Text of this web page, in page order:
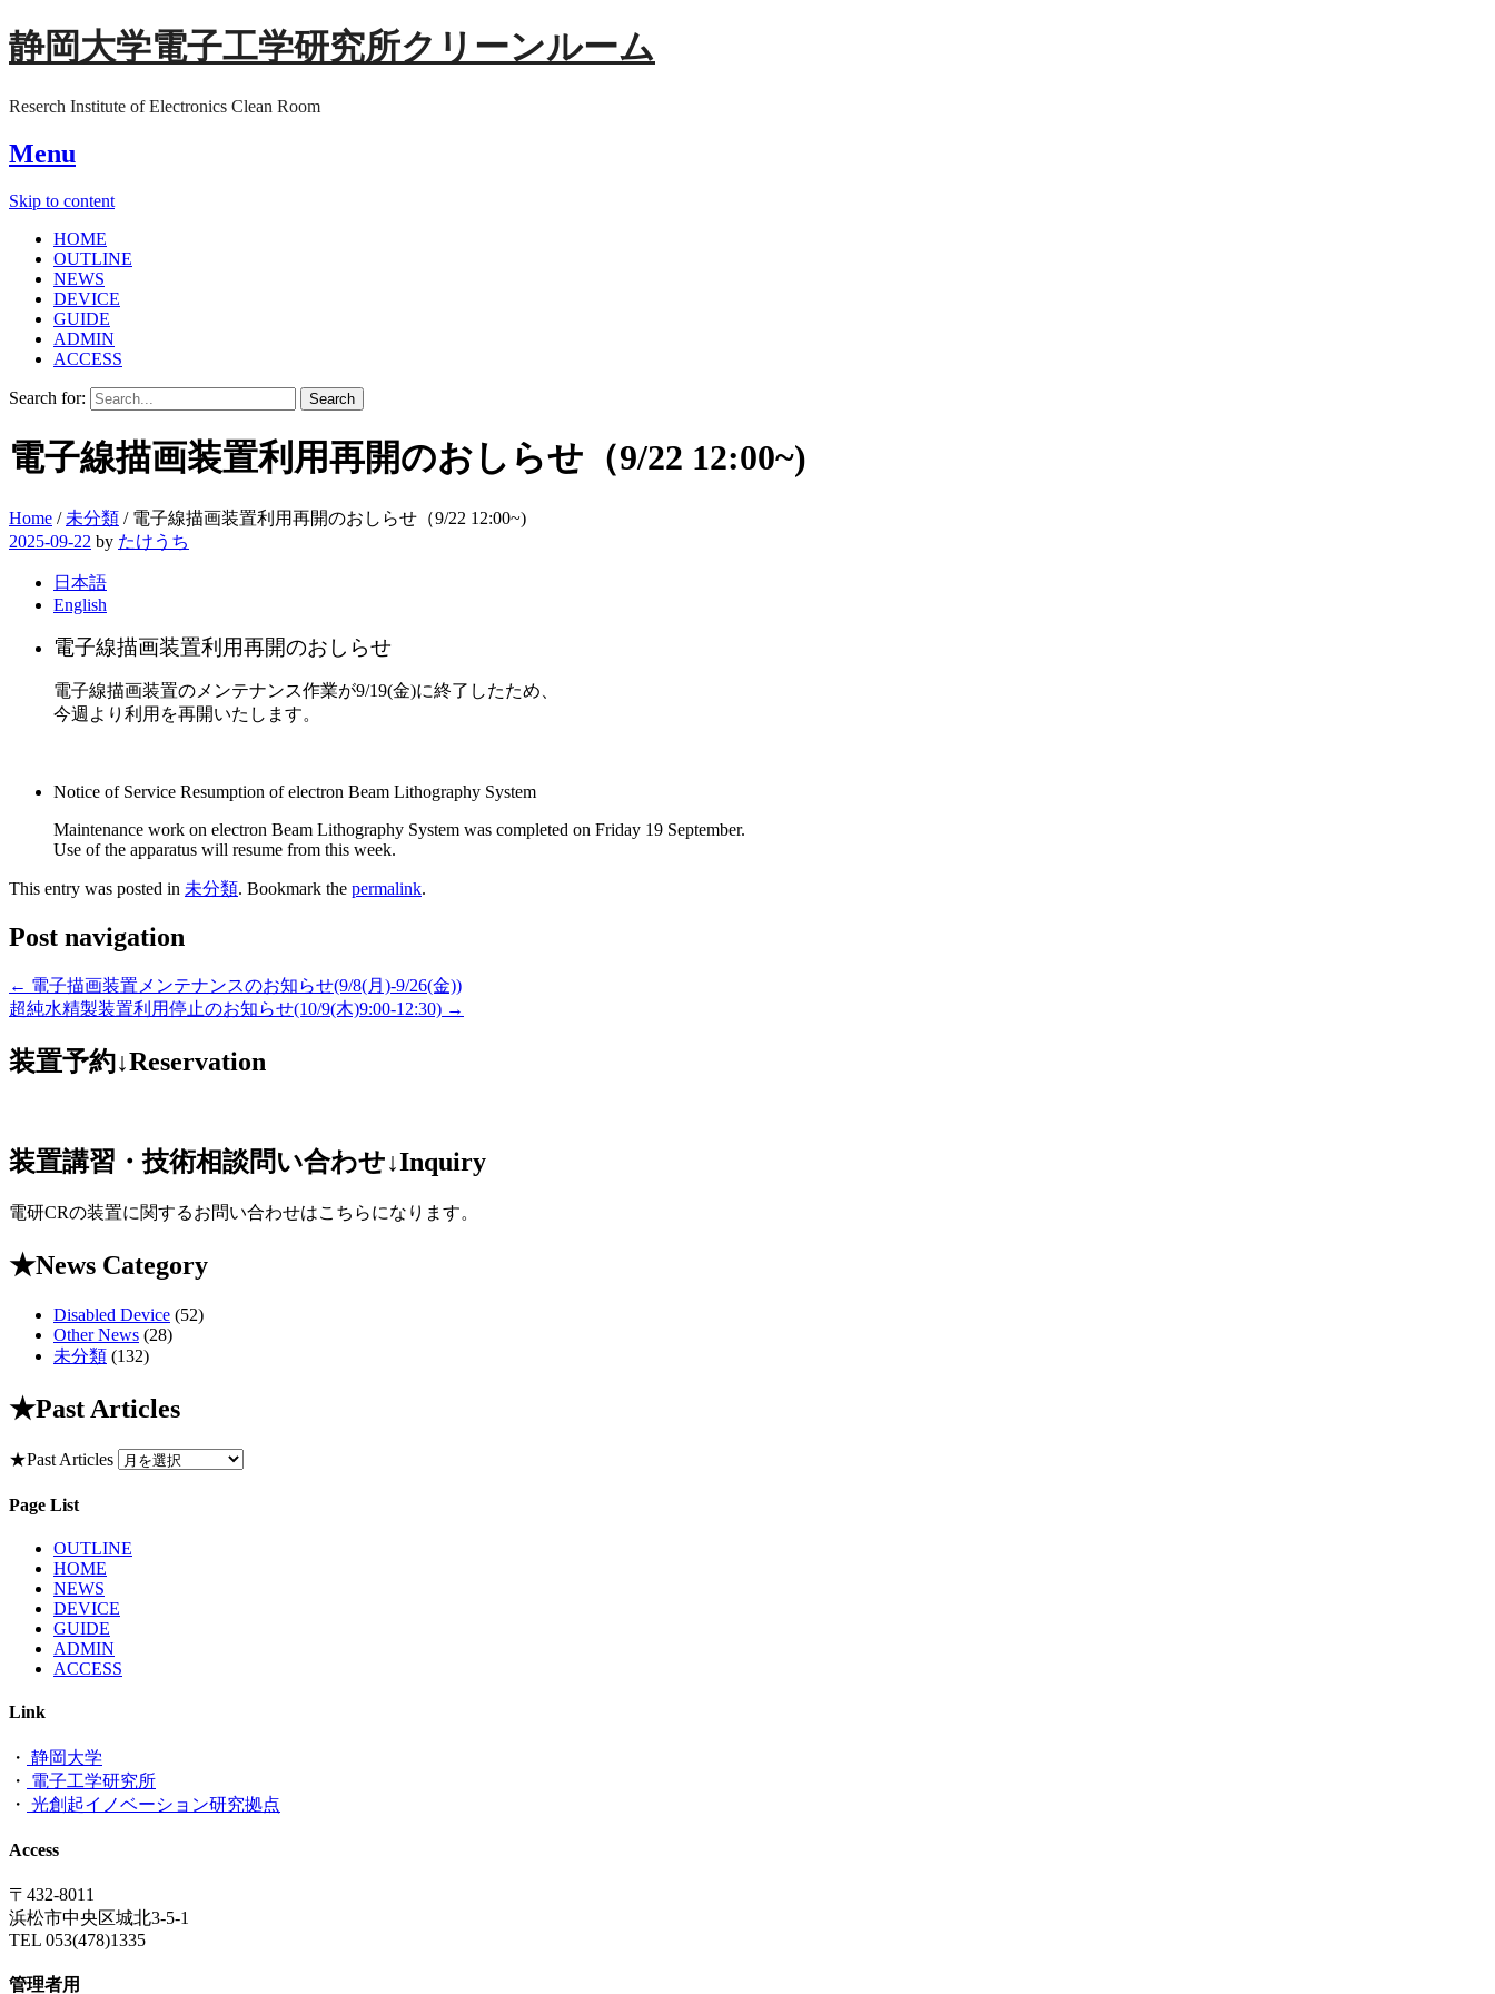
静岡大学電子工学研究所クリーンルーム
Reserch Institute of Electronics Clean Room
Menu
Skip to content
HOME
OUTLINE
NEWS
DEVICE
GUIDE
ADMIN
ACCESS
Search for:
電子線描画装置利用再開のおしらせ（9/22 12:00~)
Home / 未分類 / 電子線描画装置利用再開のおしらせ（9/22 12:00~)
2025-09-22 by たけうち
日本語
English
電子線描画装置利用再開のおしらせ
電子線描画装置のメンテナンス作業が9/19(金)に終了したため、
今週より利用を再開いたします。
Notice of Service Resumption of electron Beam Lithography System
Maintenance work on electron Beam Lithography System was completed on Friday 19 September.
Use of the apparatus will resume from this week.
This entry was posted in 未分類. Bookmark the permalink.
Post navigation
← 電子描画装置メンテナンスのお知らせ(9/8(月)-9/26(金))
超純水精製装置利用停止のお知らせ(10/9(木)9:00-12:30) →
装置予約↓Reservation
装置講習・技術相談問い合わせ↓Inquiry
電研CRの装置に関するお問い合わせはこちらになります。
★News Category
Disabled Device (52)
Other News (28)
未分類 (132)
★Past Articles
★Past Articles
Page List
OUTLINE
HOME
NEWS
DEVICE
GUIDE
ADMIN
ACCESS
Link
・ 静岡大学
・
電子工学研究所
・ 光創起イノベーション研究拠点
Access
〒432-8011
浜松市中央区城北3-5-1
TEL 053(478)1335
管理者用